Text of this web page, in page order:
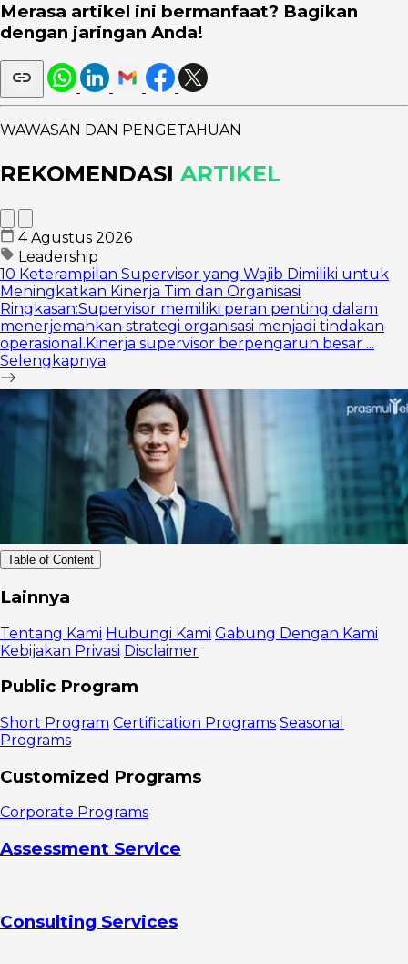
Merasa artikel ini bermanfaat? Bagikan
dengan jaringan Anda!
WAWASAN DAN PENGETAHUAN
REKOMENDASI ARTIKEL
4 Agustus 2026
Leadership
10 Keterampilan Supervisor yang Wajib Dimiliki untuk
Meningkatkan Kinerja Tim dan Organisasi
Ringkasan:Supervisor memiliki peran penting dalam
menerjemahkan strategi organisasi menjadi tindakan
operasional.Kinerja supervisor berpengaruh besar ...
Selengkapnya
Table of Content
Mengapa
Anda harus
mengukur
sensitivitas
harga?
Cara
menemukan
sensitivitas
harga
1. Cost-
plus pricing
2.
pricing
Lainnya
Tentang Kami Hubungi Kami Gabung Dengan Kami
Kebijakan Privasi Disclaimer
Public Program
Short Program Certification Programs Seasonal
Programs
Customized Programs
Corporate Programs
Assessment Service
Consulting Services